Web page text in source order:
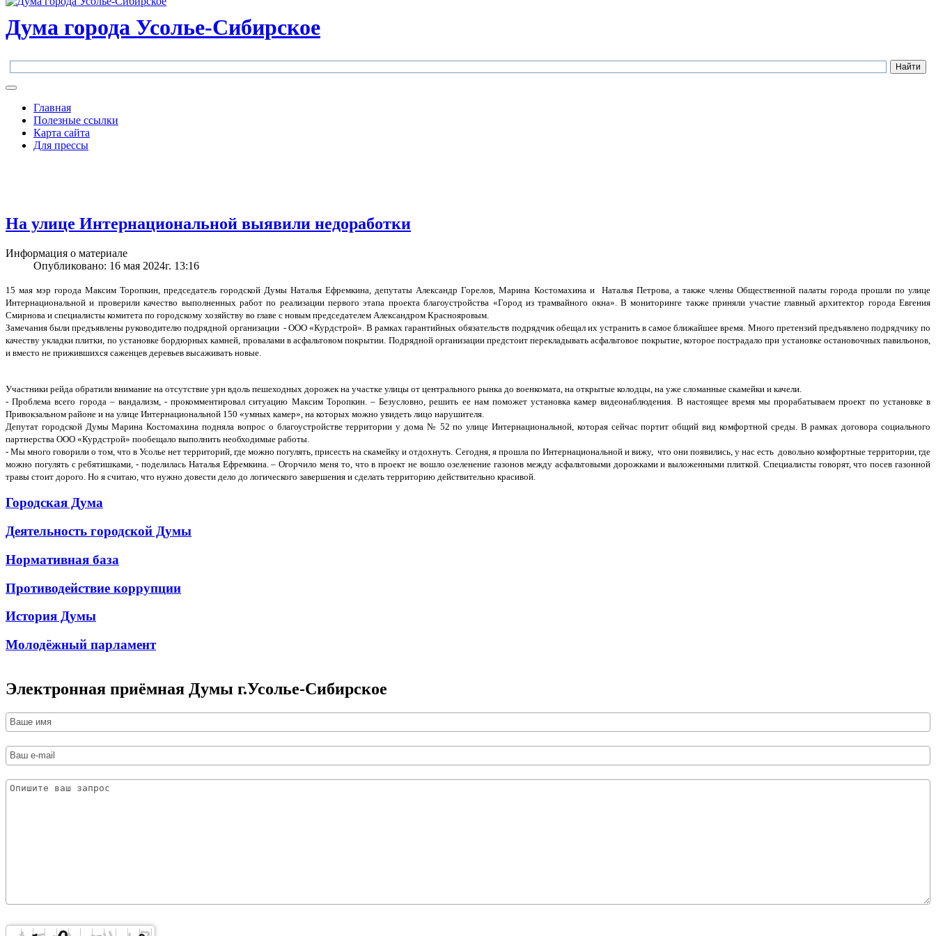
Дума города Усолье-Сибирское
Главная
Полезные ссылки
Карта сайта
Для прессы
На улице Интернациональной выявили недоработки
Информация о материале
Опубликовано: 16 мая 2024г. 13:16
15 мая мэр города Максим Торопкин, председатель городской Думы Наталья Ефремкина, депутаты Александр Горелов, Марина Костомахина и Наталья Петрова, а также члены Общественной палаты города прошли по улице
Интернациональной и проверили качество выполненных работ по реализации первого этапа проекта благоустройства «Город из трамвайного окна». В мониторинге также приняли участие главный архитектор города Евгения
Смирнова и специалисты комитета по городскому хозяйству во главе с новым председателем Александром Краснояровым.
Замечания были предъявлены руководителю подрядной организации - ООО «Курдстрой». В рамках гарантийных обязательств подрядчик обещал их устранить в самое ближайшее время. Много претензий предъявлено подрядчику по
качеству укладки плитки, по установке бордюрных камней, провалами в асфальтовом покрытии. Подрядной организации предстоит перекладывать асфальтовое покрытие, которое пострадало при установке остановочных павильонов,
и вместо не прижившихся саженцев деревьев высаживать новые.
Участники рейда обратили внимание на отсутствие урн вдоль пешеходных дорожек на участке улицы от центрального рынка до военкомата, на открытые колодцы, на уже сломанные скамейки и качели.
- Проблема всего города – вандализм, - прокомментировал ситуацию Максим Торопкин. – Безусловно, решить ее нам поможет установка камер видеонаблюдения. В настоящее время мы прорабатываем проект по установке в
Привокзальном районе и на улице Интернациональной 150 «умных камер», на которых можно увидеть лицо нарушителя.
Депутат городской Думы Марина Костомахина подняла вопрос о благоустройстве территории у дома № 52 по улице Интернациональной, которая сейчас портит общий вид комфортной среды. В рамках договора социального
партнерства ООО «Курдстрой» пообещало выполнить необходимые работы.
- Мы много говорили о том, что в Усолье нет территорий, где можно погулять, присесть на скамейку и отдохнуть. Сегодня, я прошла по Интернациональной и вижу, что они появились, у нас есть довольно комфортные территории, где
можно погулять с ребятишками, - поделилась Наталья Ефремкина. – Огорчило меня то, что в проект не вошло озеленение газонов между асфальтовыми дорожками и выложенными плиткой. Специалисты говорят, что посев газонной
травы стоит дорого. Но я считаю, что нужно довести дело до логического завершения и сделать территорию действительно красивой.
Городская Дума
Деятельность городской Думы
Нормативная база
Противодействие коррупции
История Думы
Молодёжный парламент
Электронная приёмная Думы г.Усолье-Сибирское­